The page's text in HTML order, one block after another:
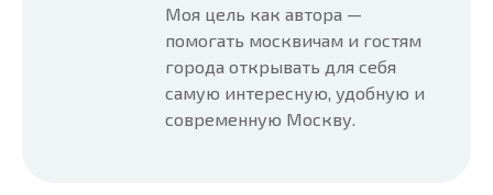
Моя цель как автора —
помогать москвичам и гостям
города открывать для себя
самую интересную, удобную и
современную Москву.